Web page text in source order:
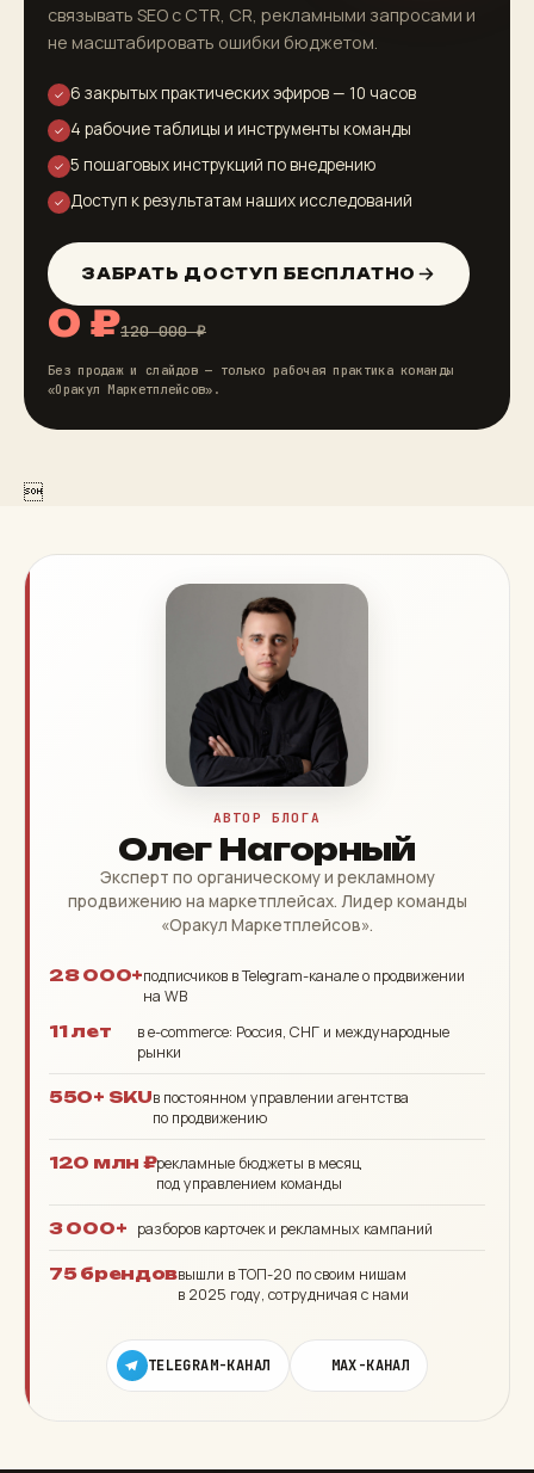
связывать SEO с CTR, CR, рекламными запросами и
не масштабировать ошибки бюджетом.
✓ 6 закрытых практических эфиров — 10 часов
✓ 4 рабочие таблицы и инструменты команды
✓ 5 пошаговых инструкций по внедрению
✓ Доступ к результатам наших исследований
ЗАБРАТЬ ДОСТУП БЕСПЛАТНО
0 ₽120 000 ₽
Без продаж и слайдов — только рабочая практика команды
«Оракул Маркетплейсов».

АВТОР БЛОГА
Олег Нагорный
Эксперт по органическому и рекламному
продвижению на маркетплейсах. Лидер команды
«Оракул Маркетплейсов».
28 000+подписчиков в Telegram-канале о продвижении
на WB
11 лет
в e-commerce: Россия, СНГ и международные
рынки
550+ SKUв постоянном управлении агентства
по продвижению
120 млн ₽рекламные бюджеты в месяц
под управлением команды
3 000+ разборов карточек и рекламных кампаний
75 брендоввышли в ТОП-20 по своим нишам
в 2025 году, сотрудничая с нами
TELEGRAM-КАНАЛ MAX-КАНАЛ